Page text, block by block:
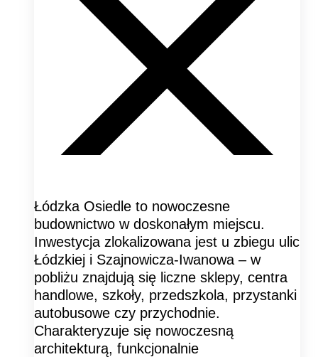
Łódzka Osiedle to nowoczesne
budownictwo w doskonałym miejscu.
Inwestycja zlokalizowana jest u zbiegu ulic
Łódzkiej i Szajnowicza-Iwanowa – w
pobliżu znajdują się liczne sklepy, centra
handlowe, szkoły, przedszkola, przystanki
autobusowe czy przychodnie.
Charakteryzuje się nowoczesną
architekturą, funkcjonalnie